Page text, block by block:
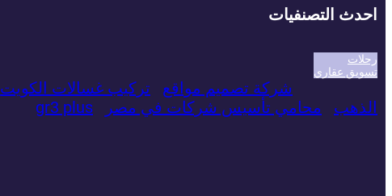
احدث التصنفيات
رحلات
تسويق عقاري
شركة تصميم مواقع تركيب غسالات الكويت
الذهب
محامي تأسيس شركات في مصر gr3 plus